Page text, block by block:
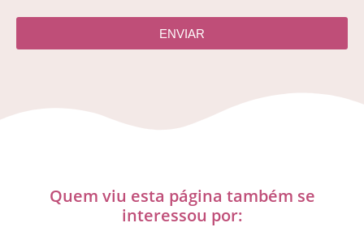
ENVIAR
Quem viu esta página também se
interessou por: